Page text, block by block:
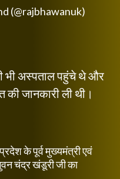
(@rajbhawanuk)
भी अस्पताल पहुंचे थे और
की जानकारी ली थी।
के पूर्व मुख्यमंत्री एवं
चंद्र खंडूरी जी का